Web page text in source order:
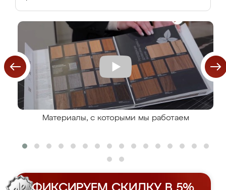
Материалы, с которыми мы работаем